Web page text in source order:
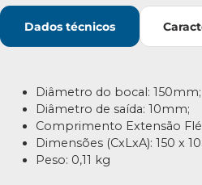
Dados técnicos
Diâmetro do bocal: 150mm;
Diâmetro de saída: 10mm;
Comprimento Extensão
Dimensões (CxLxA): 150 x
Peso: 0,11 kg